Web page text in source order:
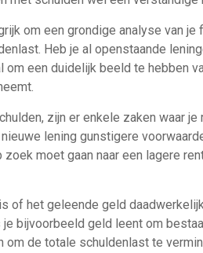
om een grondige analyse van je
Heb je al openstaande
een duidelijk beeld te hebben
zijn er enkele zaken waar je
lening gunstigere
moet gaan naar een lagere
of het geleende geld
bijvoorbeeld geld leent om
de totale schuldenlast te